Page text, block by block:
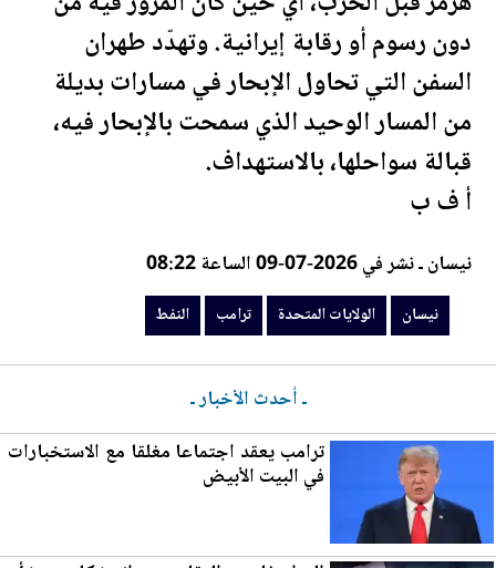
دون رسوم أو رقابة إيرانية. وتهدّد طهران
السفن التي تحاول الإبحار في مسارات بديلة
من المسار الوحيد الذي سمحت بالإبحار فيه،
قبالة سواحلها، بالاستهداف.
أ ف ب
نيسان ـ نشر في 2026-07-09 الساعة 08:22
نيسان الولايات المتحدة ترامب النفط
ـ أحدث الأخبار ـ
ترامب يعقد اجتماعا مغلقا مع الاستخبارات
في البيت الأبيض